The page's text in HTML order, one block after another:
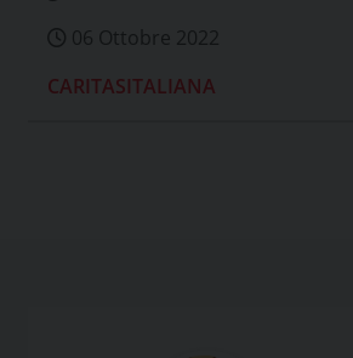
06 Ottobre 2022
CARITASITALIANA